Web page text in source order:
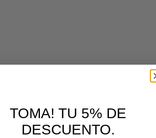
TOMA! TU 5% DE
DESCUENTO.